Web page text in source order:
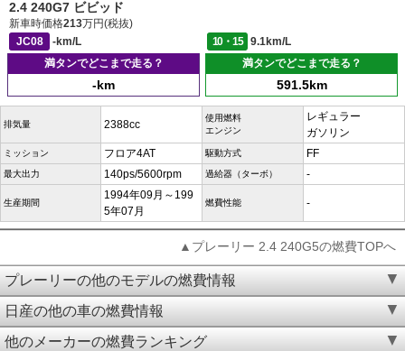
2.4 240G7 ビビッド
新車時価格213万円(税抜)
JC08
-km/L 10・15
9.1km/L
満タンでどこまで走る？
-km
満タンでどこまで走る？
591.5km
排気量 2388cc
使用燃料
エンジン
レギュラー
ガソリン
ミッション フロア4AT 駆動方式 FF
最大出力 140ps/5600rpm 過給器（ターボ） -
生産期間
1994年09月～199
5年07月
燃費性能 -
▲プレーリー 2.4 240G5の燃費TOPへ
プレーリーの他のモデルの燃費情報
日産の他の車の燃費情報
他のメーカーの燃費ランキング